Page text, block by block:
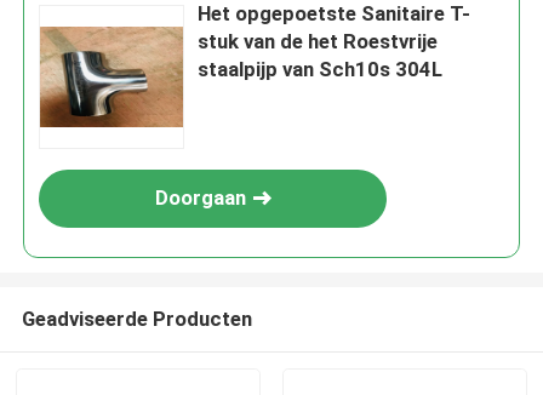
Het opgepoetste Sanitaire T-
stuk van de het Roestvrije
staalpijp van Sch10s 304L
Doorgaan
Geadviseerde Producten